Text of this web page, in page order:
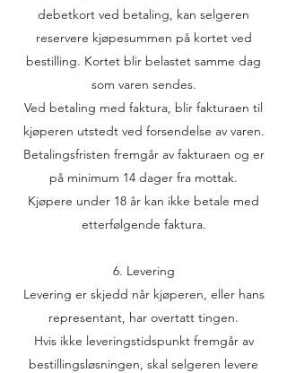
debetkort ved betaling, kan selgeren
reservere kjøpesummen på kortet ved
bestilling. Kortet blir belastet samme dag
som varen sendes.
Ved betaling med faktura, blir fakturaen til
kjøperen utstedt ved forsendelse av varen.
Betalingsfristen fremgår av fakturaen og er
på minimum 14 dager fra mottak.
Kjøpere under 18 år kan ikke betale med
etterfølgende faktura.
6. Levering
Levering er skjedd når kjøperen, eller hans
representant, har overtatt tingen.
Hvis ikke leveringstidspunkt fremgår av
bestillingsløsningen, skal selgeren levere